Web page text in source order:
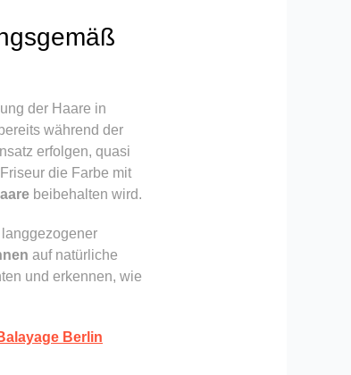
der Haare in
während der
erfolgen, quasi
die Farbe mit
beibehalten wird.
auf natürliche
und erkennen, wie
Berlin